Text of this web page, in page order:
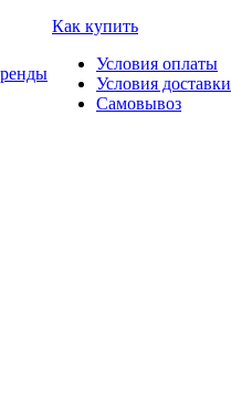
Как купить
Условия оплаты
Условия доставки
Самовывоз